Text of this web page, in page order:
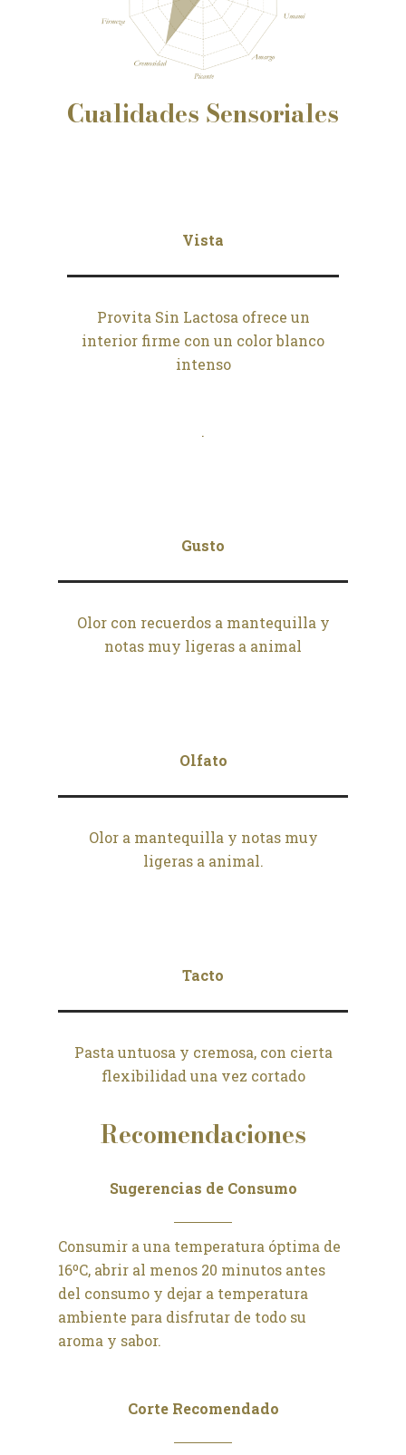
Cualidades Sensoriales
Vista
Provita Sin Lactosa ofrece un
interior firme con un color blanco
intenso
.
Gusto
Olor con recuerdos a mantequilla y
notas muy ligeras a animal
Olfato
Olor a mantequilla y notas muy
ligeras a animal.
Tacto
Pasta untuosa y cremosa, con cierta
flexibilidad una vez cortado
Recomendaciones
Sugerencias de Consumo
Consumir a una temperatura óptima de
16ºC, abrir al menos 20 minutos antes
del consumo y dejar a temperatura
ambiente para disfrutar de todo su
aroma y sabor.
Corte Recomendado